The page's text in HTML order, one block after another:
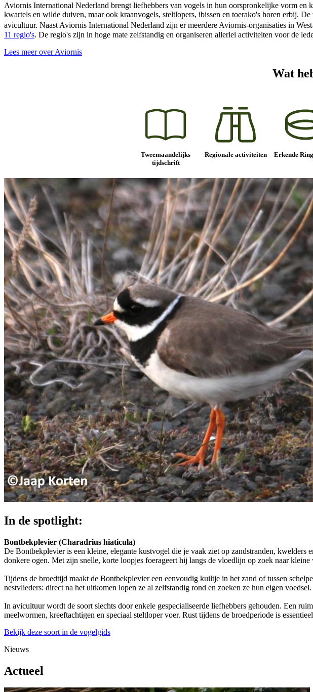
Aviornis International Nederland brengt liefhebbers van vogels in hun oorspronkelijke vorm en
kwartels en wilde duiven, maar ook kraanvogels, steltlopers, ibissen en toerako's horen erbij.
avicultuur. Naast Aviornis International Nederland zijn er meerdere Aviornis-organisaties in
11 regio's. De regio's zijn in hoge mate zelfstandig en organiseren allerlei activiteiten voor de
Lees meer over Aviornis
Wat
Tweemaandelijks
tijdschrift
Regionale activiteiten Erkende
In de spotlight:
Bontbekplevier (Charadrius hiaticula)
De Bontbekplevier is een kleine, elegante kustvogel die je vaak ziet op zandstranden,
donkere ogen. Met zijn snelle, korte loopjes foerageert hij langs de vloedlijn op zoek naar kleine
Tijdens de broedtijd maakt de Bontbekplevier een eenvoudig kuiltje in het zand of tussen
nestvlieders: direct na het uitkomen lopen ze al zelfstandig rond en zoeken ze hun eigen voedsel.
In avicultuur wordt de soort slechts door enkele gespecialiseerde liefhebbers gehouden. Een
meelwormen, kreeftachtigen en speciaal steltloper voer. Rust tijdens de broedperiode is
Bekijk deze soort in de vogelgids
Nieuws
Actueel